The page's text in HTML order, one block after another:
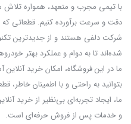
با تیمی مجرب و متعهد، همواره تلاش
دقت و سرعت برآورده کنیم. قطعاتی
شرکت دلفی هستند و از جدیدترین
شده‌اند تا به دوام و عملکرد بهتر
ما در این فروشگاه، امکان خرید
بتوانید به راحتی و با اطمینان
ما، ایجاد تجربه‌ای بی‌نظیر از خرید
و خدمات پس از فروش حرفه‌ای است.